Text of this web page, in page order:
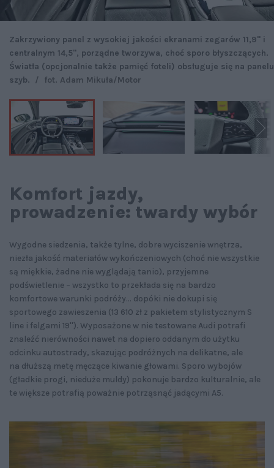
Zakrzywiony panel z wysokiej jakości ekranami zegarów 11,9'' i
centralnym 14,5'', porządne tworzywa, choć sporo błyszczących.
Światła (opcjonalnie także pamięć foteli) obsługuje się na panelu
szyb. / fot. Adam Mikuła/Motor
Komfort jazdy,
prowadzenie: twardy wybór
Wygodne siedzenia, także tylne, dobre wyciszenie wnętrza,
niezła jakość materiałów wykończeniowych (choć nie wszystkie
są miękkie, żadne nie wyglądają tanio), przyjemne
podświetlenie – wszystko to przekłada się na bardzo
komfortowe warunki podróży... dopóki nie dokupi się
sportowego zawieszenia (13 610 zł z pakietem stylistycznym S
line i felgami 19''). Wyposażone w nie testowane Audi potrafi
znaleźć nierówności nawet na dopiero oddanym do użytku
odcinku autostrady, skazując podróżnych na delikatne, ale
na dłuższą metę męczące kiwanie głowami. Sporo wybojów
(gładkie progi, nieduże muldy) pokonuje bardzo kulturalnie, ale
te większe potrafią poważnie potrząsnąć jadącymi A5.